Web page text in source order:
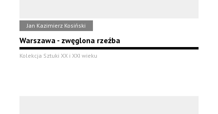
Jan Kazimierz Kosiński
Warszawa - zwęglona rzeźba
Kolekcja Sztuki XX i XXI wieku